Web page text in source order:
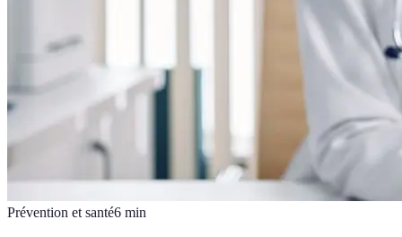
Prévention et santé6 min